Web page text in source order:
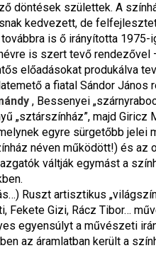
döntések születtek. A
kedvezett, de
is ő irányította 1975-
is szert tevő
előadásokat produkálva
a fiatal Sándor
, Bessenyei
„sztárszínház”, majd
egyre sürgetőbb
néven működött!) és
váltják egymást a
Ruszt artisztikus
Fekete Gizi, Rácz Tibor…
egyensúlyt a művészeti
az áramlatban került a